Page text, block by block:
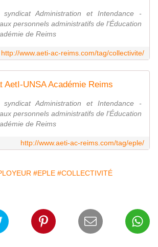
syndicat Administration et Intendance -
personnels administratifs de l'Éducation
de Reims
http://www.aeti-ac-reims.com/tag/collectivite/
AetI-UNSA Académie Reims
syndicat Administration et Intendance -
personnels administratifs de l'Éducation
de Reims
http://www.aeti-ac-reims.com/tag/eple/
#EPLE #COLLECTIVITÉ